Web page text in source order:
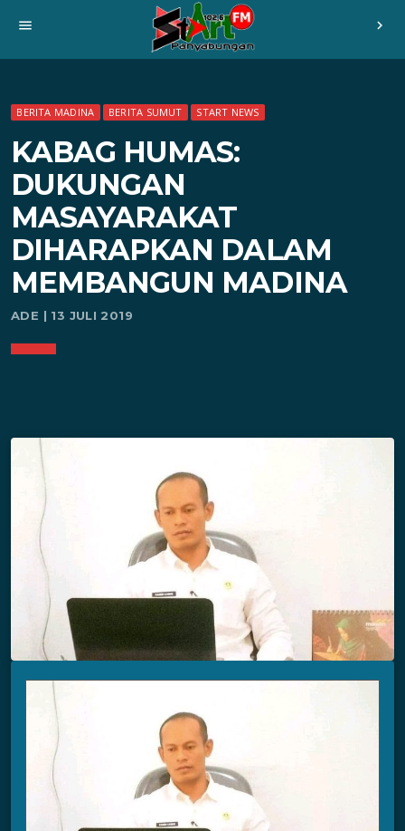
menu chevron_right
BERITA MADINA BERITA SUMUT START NEWS
KABAG HUMAS:
DUKUNGAN
MASAYARAKAT
DIHARAPKAN DALAM
MEMBANGUN MADINA
ADE | 13 JULI 2019